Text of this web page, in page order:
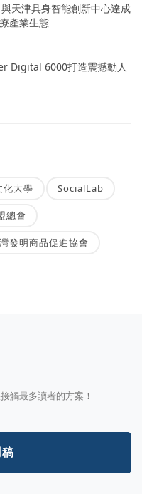
天津具身智能創新中心達成
產業生態
Digital 6000打造震撼動人
化大學 SocialLab
總會
發明商品促進協會
觸最多讀者的方案！